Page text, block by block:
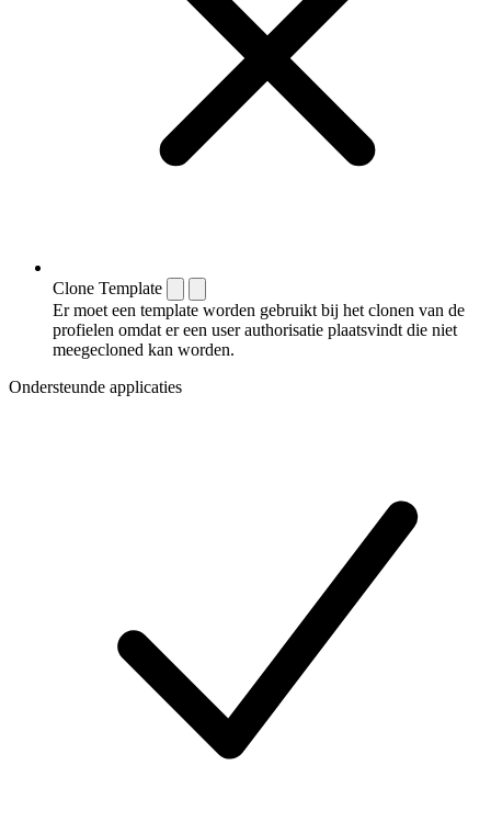
Clone Template
Er moet een template worden gebruikt bij het clonen van de
profielen omdat er een user authorisatie plaatsvindt die niet
meegecloned kan worden.
Ondersteunde applicaties